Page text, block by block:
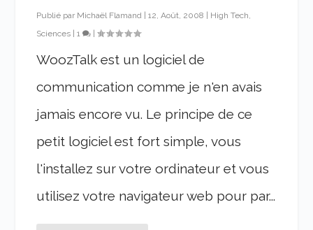
Publié par Michaël Flamand |12, Août, 2008
High Tech,
Sciences |1 |
WoozTalk est un logiciel de
communication comme je n'en avais
jamais encore vu. Le principe de ce
petit logiciel est fort simple, vous
l'installez sur votre ordinateur et vous
utilisez votre navigateur web pour par...